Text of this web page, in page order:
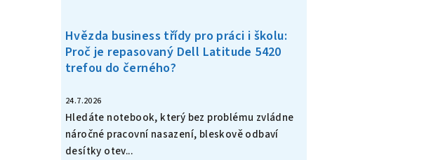
Hvězda business třídy pro práci i školu:
Proč je repasovaný Dell Latitude 5420
trefou do černého?
24.7.2026
Hledáte notebook, který bez problému zvládne
náročné pracovní nasazení, bleskově odbaví
desítky otev...